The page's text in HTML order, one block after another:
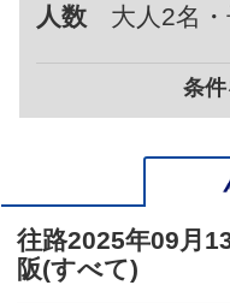
人数
大人2名
条
往路2025年09月
阪(すべて)